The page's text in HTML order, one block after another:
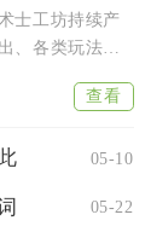
士工坊持续产
、各类玩法奖
查看
05-10
05-22